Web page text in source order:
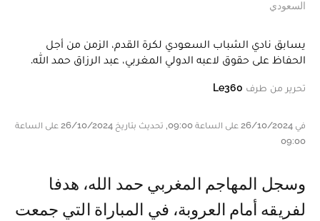
السعودي
يسابق نادي الشباب السعودي لكرة القدم، الزمن من أجل
الحفاظ على حقوق لاعبه الدولي المغربي، عبد الرزاق حمد الله.
تحرير من طرف Le360
في 26/10/2024 على الساعة 09:00, تحديث بتاريخ 26/10/2024 على الساعة
09:00
وسجل المهاجم المغربي حمد الله، هدفا
لفريقه أمام العروبة، في المباراة التي جمعت